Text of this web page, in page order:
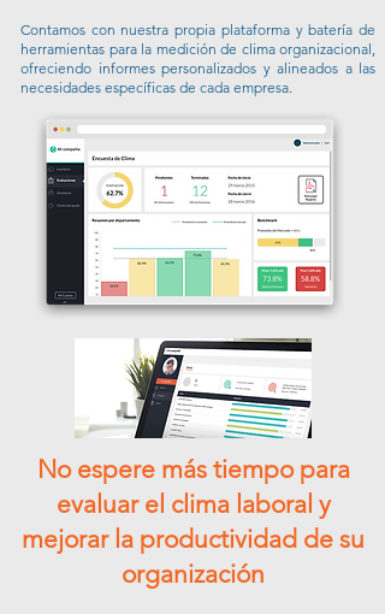
Contamos con nuestra propia plataforma y batería de
herramientas para la medición de clima organizacional,
ofreciendo informes personalizados y alineados a las
necesidades específicas de cada empresa.
No espere más tiempo para
evaluar el clima laboral y
mejorar la productividad de su
organización